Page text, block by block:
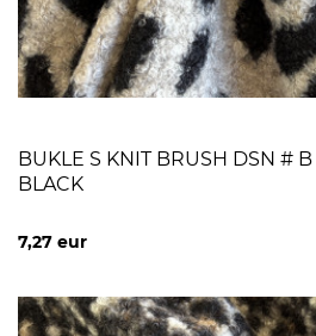
BUKLE S KNIT BRUSH DSN #
BLACK
7,27 eur